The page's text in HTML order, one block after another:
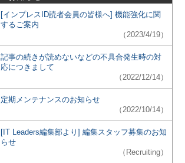
[インプレスID読者会員の皆様へ] 機能強化に関
するご案内
（2023/4/19）
記事の続きが読めないなどの不具合発生時の対
応につきまして
（2022/12/14）
定期メンテナンスのお知らせ
（2022/10/14）
[IT Leaders編集部より] 編集スタッフ募集のお知
らせ
（Recruiting）